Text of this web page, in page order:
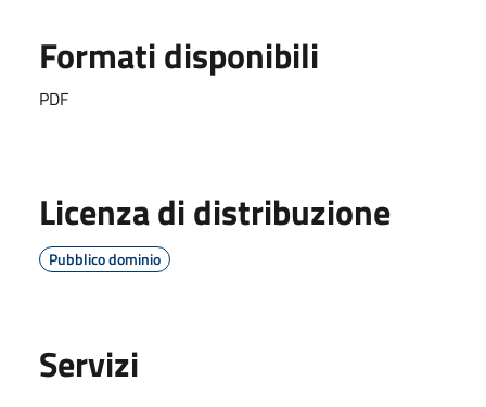
Formati disponibili
PDF
Licenza di distribuzione
Pubblico dominio
Servizi